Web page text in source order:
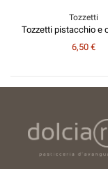
Tozzetti
Tozzetti pistacchio e
6,50 €
Contact us